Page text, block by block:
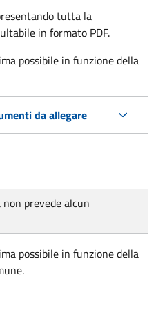
tutta la
in formato PDF.
possibile in funzione della
da allegare
prevede alcun
possibile in funzione della